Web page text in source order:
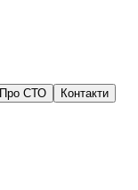
Про СТО Контакти